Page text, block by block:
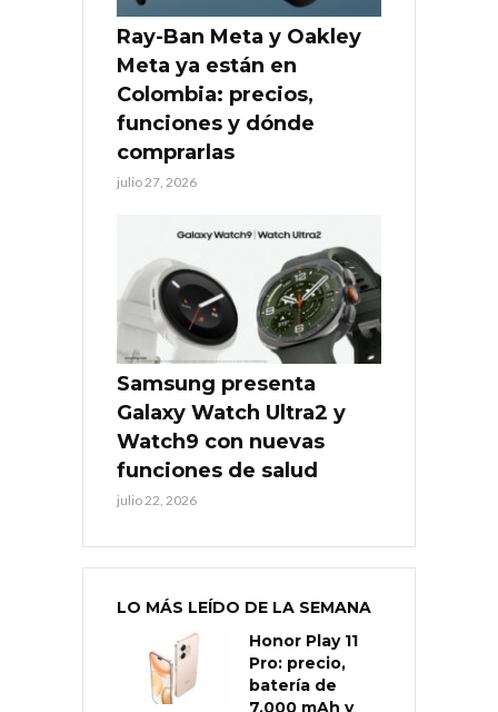
Ray-Ban Meta y Oakley
Meta ya están en
Colombia: precios,
funciones y dónde
comprarlas
julio 27, 2026
Samsung presenta
Galaxy Watch Ultra2 y
Watch9 con nuevas
funciones de salud
julio 22, 2026
LO MÁS LEÍDO DE LA SEMANA
Honor Play 11
Pro: precio,
batería de
7.000 mAh y